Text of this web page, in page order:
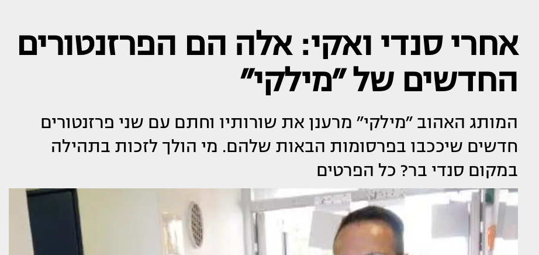
אחרי סנדי ואקי: אלה הם הפרזנטורים
החדשים של ״מילקי״
המותג האהוב ״מילקי״ מרענן את שורותיו וחתם עם שני פרזנטורים
חדשים שיככבו בפרסומות הבאות שלהם. מי הולך לזכות בתהילה
במקום סנדי בר? כל הפרטים